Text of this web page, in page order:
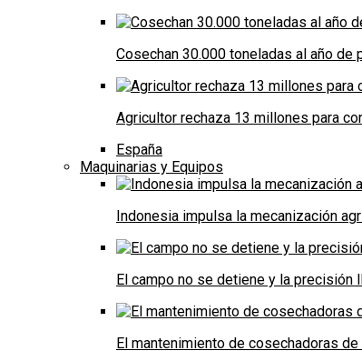
Cosechan 30.000 toneladas al año de
Agricultor rechaza 13 millones para
España
Maquinarias y Equipos
Indonesia impulsa la mecanización
El campo no se detiene y la precisión
El mantenimiento de cosechadoras